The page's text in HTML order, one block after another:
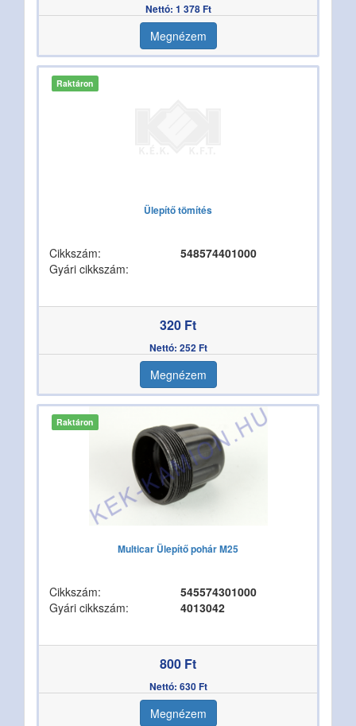
Nettó: 1 378 Ft
Megnézem
Raktáron
Ülepítő tömítés
Cikkszám:
548574401000
Gyári cikkszám:
320 Ft
Nettó: 252 Ft
Megnézem
Raktáron
Multicar Ülepítő pohár M25
Cikkszám:
545574301000
Gyári cikkszám:
4013042
800 Ft
Nettó: 630 Ft
Megnézem